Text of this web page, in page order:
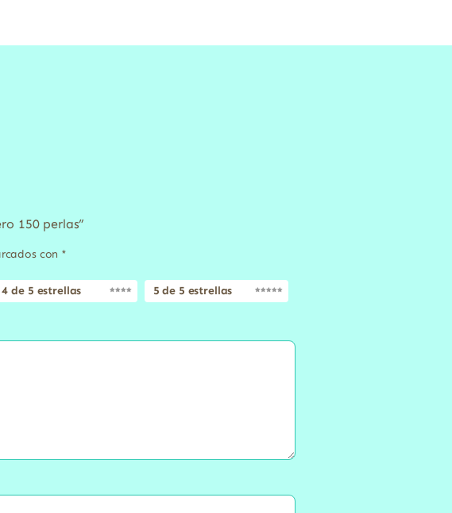
150 perlas”
con *
4 de 5 estrellas 5 de 5 estrellas